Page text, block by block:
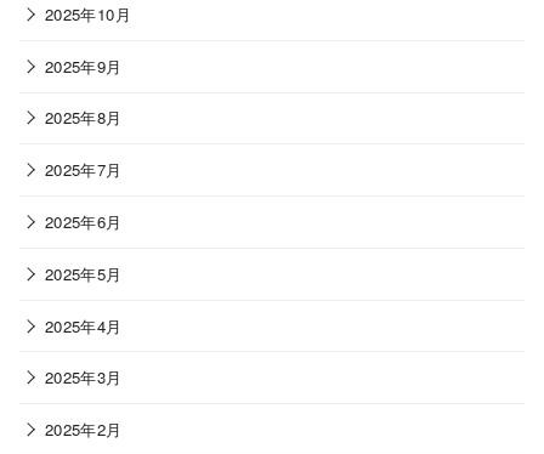
2025年10月
2025年9月
2025年8月
2025年7月
2025年6月
2025年5月
2025年4月
2025年3月
2025年2月